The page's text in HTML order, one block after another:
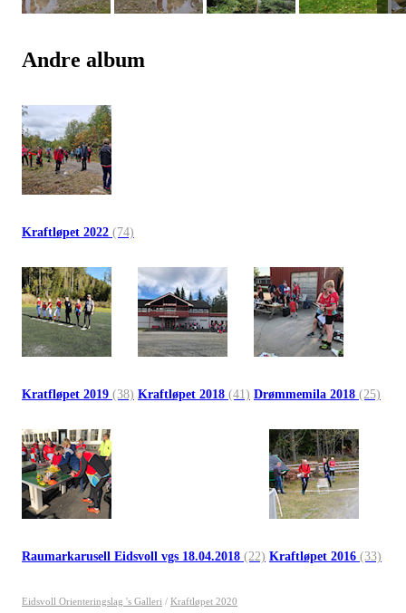
Andre album
Kraftløpet 2022 (74)
Kratfløpet 2019 (38) Kraftløpet 2018 (41) Drømmemila 2018 (25)
Raumarkarusell Eidsvoll vgs 18.04.2018 (22) Kraftløpet 2016 (33)
Eidsvoll Orienteringslag 's Galleri / Kraftløpet 2020